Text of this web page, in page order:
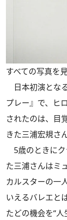
すべての写真を
日本初演とな
プレー』で、ヒ
されたのは、目
きた三浦宏規さん
5歳のときにク
た三浦さんはミ
カルスターの一
いえるバレエと
たどの機会を“